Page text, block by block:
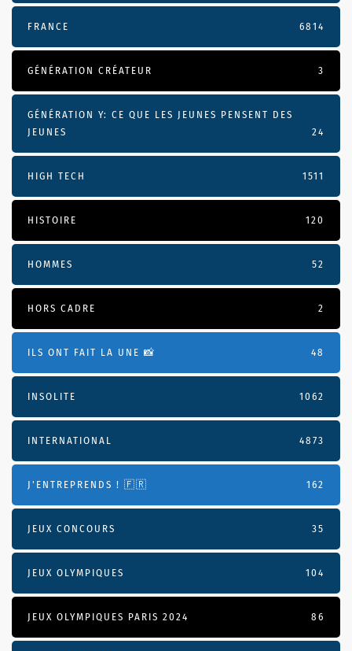
FRANCE 6814
GÉNÉRATION CRÉATEUR 3
GÉNÉRATION Y: CE QUE LES JEUNES PENSENT DES
JEUNES
24
HIGH TECH 1511
HISTOIRE 120
HOMMES 52
HORS CADRE 2
ILS ONT FAIT LA UNE 📸 48
INSOLITE 1062
INTERNATIONAL 4873
J'ENTREPRENDS ! 🇫🇷 162
JEUX CONCOURS 35
JEUX OLYMPIQUES 104
JEUX OLYMPIQUES PARIS 2024 86